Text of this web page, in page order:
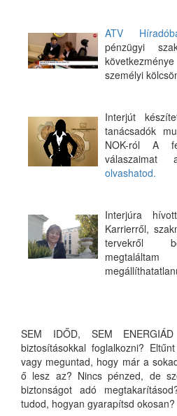
ATV
pénzügyi
személyi
Interjút
tanácsadók
NOK-ról A
olvashatod.
Interjúra
Karrierről,
tervekről
SEM IDŐD, SEM
biztosításokkal foglalkozni?
vagy meguntad, hogy már a
ő lesz az? Nincs pénzed, de
biztonságot adó
tudod, hogyan gyarapítsd okosan?